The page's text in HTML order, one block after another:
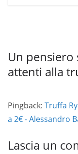
Un pensiero
attenti alla
Pingback: Truffa
a 2€ - Alessandro
Lascia un